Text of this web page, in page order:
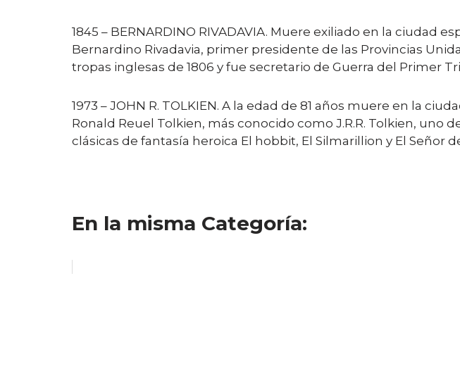
1845 – BERNARDINO RIVADAVIA. Muere exiliado en la ciudad
Bernardino Rivadavia, primer presidente de las Provincias
tropas inglesas de 1806 y fue secretario de Guerra del Primer
1973 – JOHN R. TOLKIEN. A la edad de 81 años muere en la
Ronald Reuel Tolkien, más conocido como J.R.R. Tolkien, uno
clásicas de fantasía heroica El hobbit, El Silmarillion y El Señor
En la misma Categoría: